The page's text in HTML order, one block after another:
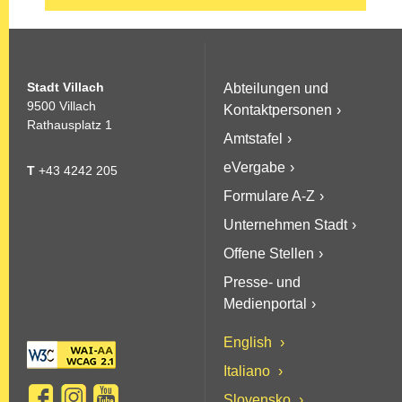
Stadt Villach
9500 Villach
Rathausplatz 1
T +43 4242 205
Abteilungen und
Kontaktpersonen
Amtstafel
eVergabe
Formulare A-Z
Unternehmen Stadt
Offene Stellen
Presse- und
Medienportal
English
Italiano